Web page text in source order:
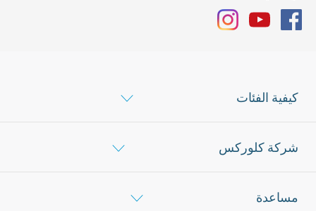
كيفية الفئات
شركة كلوركس
مساعدة
Facebook
YouTube
Instagram